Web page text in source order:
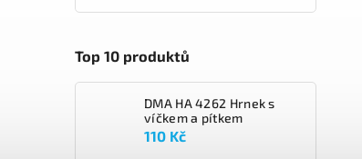
Top 10 produktů
DMA HA 4262 Hrnek s
víčkem a pítkem
110 Kč